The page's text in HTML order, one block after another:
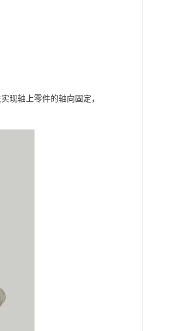
现轴上零件的轴向固定，